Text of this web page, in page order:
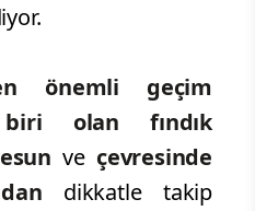
en önemli geçim
biri olan fındık
ve çevresinde
dikkatle takip